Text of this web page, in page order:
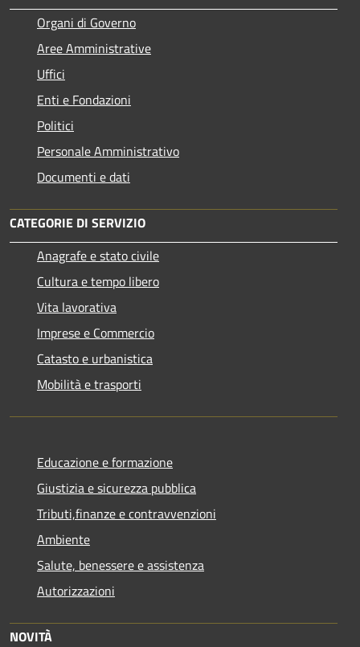
Organi di Governo
Aree Amministrative
Uffici
Enti e Fondazioni
Politici
Personale Amministrativo
Documenti e dati
CATEGORIE DI SERVIZIO
Anagrafe e stato civile
Cultura e tempo libero
Vita lavorativa
Imprese e Commercio
Catasto e urbanistica
Mobilità e trasporti
Educazione e formazione
Giustizia e sicurezza pubblica
Tributi,finanze e contravvenzioni
Ambiente
Salute, benessere e assistenza
Autorizzazioni
NOVITÀ